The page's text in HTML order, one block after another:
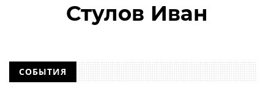
Стулов Иван
СОБЫТИЯ